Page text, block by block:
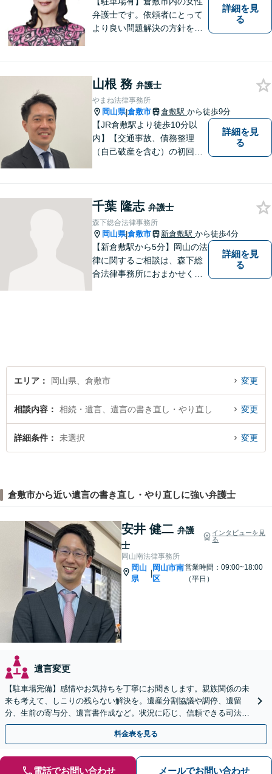
弁護士です。依頼者にとって
より良い問題解決の方針を示
ご相談が納得のいく解決への
第一歩です。お一人で悩まず
に、お気軽にご相談くださ
い。
詳細を見
る
山根 務 弁護士
やまね法律事務所
岡山県|倉敷市 倉敷駅 から徒歩9分
【JR倉敷駅より徒歩10分以
内】【交通事故、債務整理
（自己破産を含む）の初回相
詳細を見
る
千葉 隆志 弁護士
森下総合法律事務所
岡山県|倉敷市 新倉敷駅 から徒歩4分
【新倉敷駅から5分】岡山の法
律に関するご相談は、森下総
合法律事務所におまかせくだ
詳細を見
る
エリア 岡山県、倉敷市 変更
相談内容 相続・遺言、遺言の書き直し・やり直し 変更
詳細条件 未選択 変更
倉敷市から近い遺言の書き直し・やり直しに強い弁護士
安井 健二 弁護
士
インタビューを見
る
岡山南法律事務所
岡山
県
岡山市南
区
営業時間：09:00~18:00
（平日）
遺言変更
【駐車場完備】感情やお気持ちを丁寧にお聞きします。親族関係の未
来も考えて、しこりの残らない解決を。遺産分割協議や調停、遺留
分、生前の寄与分、遺言書作成など。状況に応じ、信頼できる司法書
士・税理士をご紹介します【WEB面談＆出張相談可】
料金表を見る
電話でお問い合わせ メールでお問い合わせ